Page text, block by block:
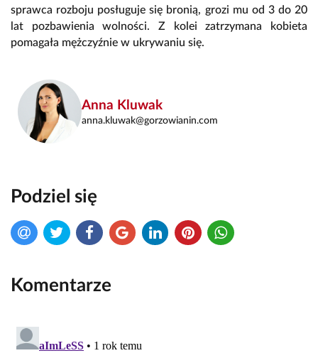
sprawca rozboju posługuje się bronią, grozi mu od 3 do 20
lat pozbawienia wolności. Z kolei zatrzymana kobieta
pomagała mężczyźnie w ukrywaniu się.
Anna Kluwak
anna.kluwak@gorzowianin.com
Podziel się
Komentarze